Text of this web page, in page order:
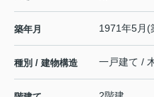
築年月 1971年5月(
種別 / 建物構造 一戸建て /